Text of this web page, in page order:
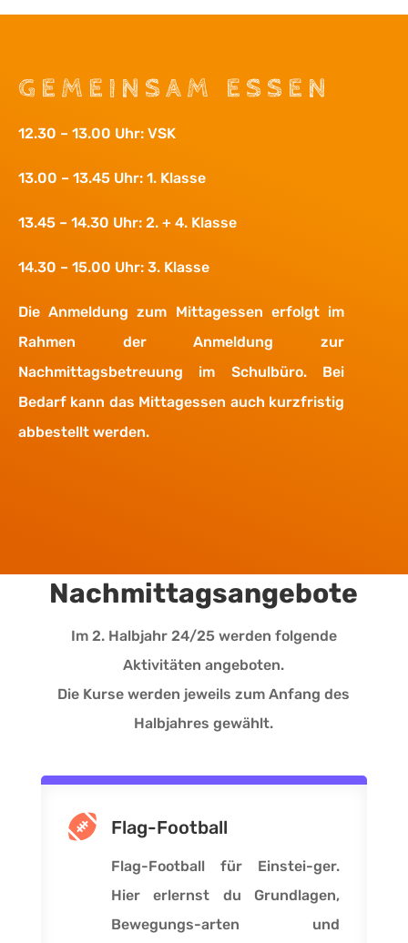
GEMEINSAM ESSEN
12.30 – 13.00 Uhr: VSK
13.00 – 13.45 Uhr: 1. Klasse
13.45 – 14.30 Uhr: 2. + 4. Klasse
14.30 – 15.00 Uhr: 3. Klasse
Die Anmeldung zum Mittagessen erfolgt im
Rahmen der Anmeldung zur
Nachmittagsbetreuung im Schulbüro. Bei
Bedarf kann das Mittagessen auch kurzfristig
abbestellt werden.
Nachmittagsangebote
Im 2. Halbjahr 24/25 werden folgende
Aktivitäten angeboten.
Die Kurse werden jeweils zum Anfang des
Halbjahres gewählt.
 Flag-Football
Flag-Football für Einstei-ger.
Hier erlernst du Grundlagen,
Bewegungs-arten und